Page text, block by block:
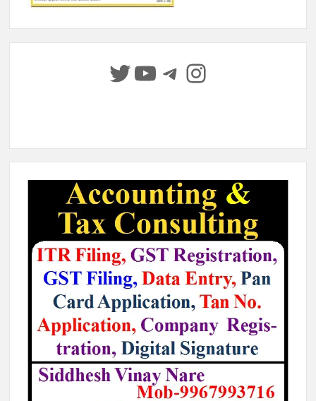
Twitter
YouTube
Telegram
Instagram